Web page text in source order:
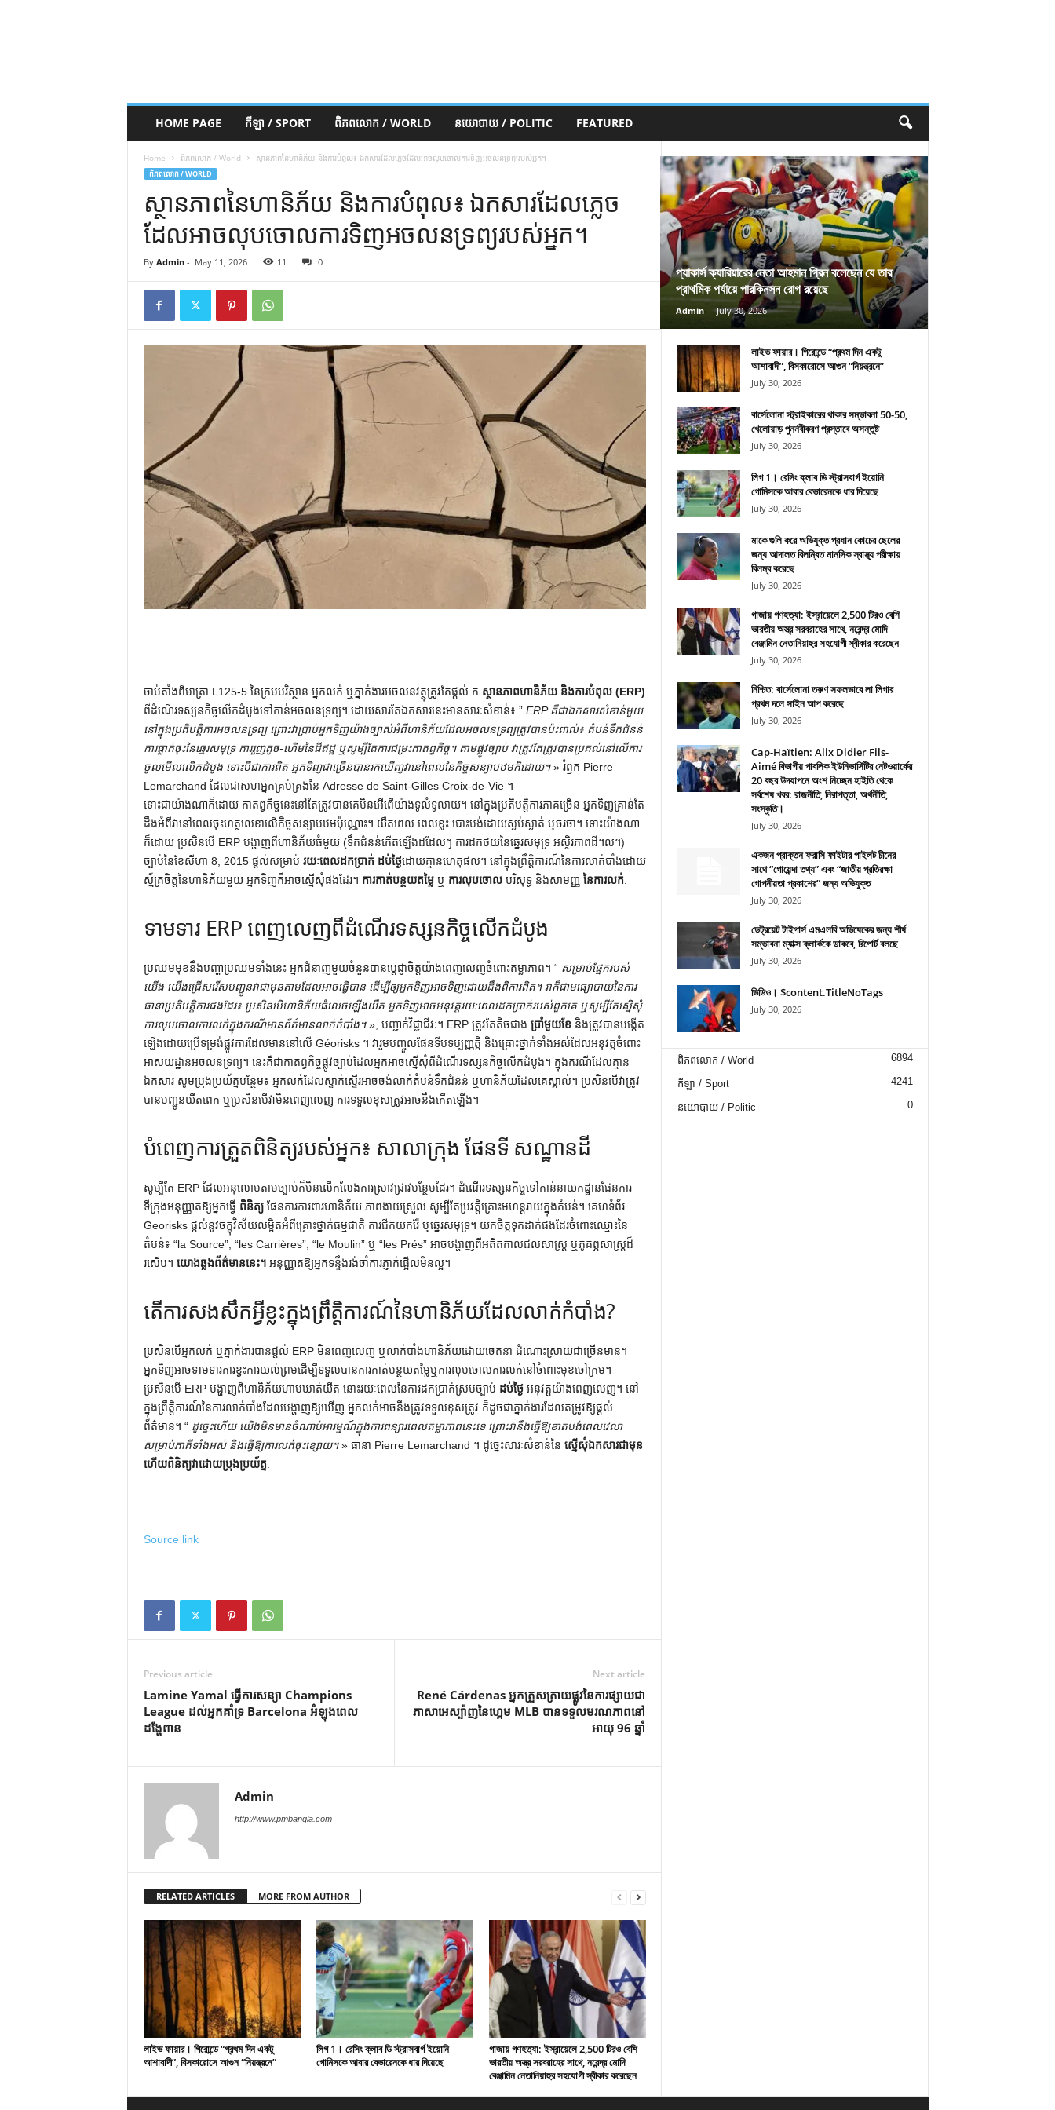
HOME PAGE កីឡា / SPORT ពិភពលោក / WORLD នយោបាយ / POLITIC FEATURED
Home ពិភពលោក / World ស្ថានភាពនៃហានិភ័យ និងការបំពុល៖ ឯកសារដែលភ្លេចដែលអាចលុបចោលការទិញអចលនទ្រព្យរបស់អ្នក។
ពិភពលោក / WORLD
ស្ថានភាពនៃហានិភ័យ និងការបំពុល៖ ឯកសារដែលភ្លេច
ដែលអាចលុបចោលការទិញអចលនទ្រព្យរបស់អ្នក។
By Admin- May 11, 2026 11 0
ចាប់តាំងពីមាត្រា L125-5 នៃក្រមបរិស្ថាន អ្នកលក់ ឬភ្នាក់ងារអចលនវត្ថុត្រូវតែផ្តល់ ក ស្ថានភាពហានិភ័យ និងការបំពុល (ERP)
ពីដំណើរទស្សនកិច្ចលើកដំបូងទៅកាន់អចលនទ្រព្យ។ ដោយសារតែឯកសារនេះមានសារៈសំខាន់៖ ” ERP គឺជាឯកសារសំខាន់មួយ
នៅក្នុងប្រតិបត្តិការអចលនទ្រព្យ ព្រោះវាប្រាប់អ្នកទិញយ៉ាងច្បាស់អំពីហានិភ័យដែលអចលនទ្រព្យត្រូវបានប៉ះពាល់៖ តំបន់ទឹកជំនន់
ការធ្លាក់ចុះនៃឆ្នេរសមុទ្រ ការរួញតូច-ហើមនៃដីឥដ្ឋ ឬសូម្បីតែការជម្រះកាតព្វកិច្ច។ តាមផ្លូវច្បាប់ វាត្រូវតែត្រូវបានប្រគល់នៅលើការ
ចូលមើលលើកដំបូង ទោះបីជាការពិត អ្នកទិញជាច្រើនបានរកឃើញវានៅពេលនៃកិច្ចសន្យាបឋមក៏ដោយ។» រំឭក Pierre
Lemarchand ដែលជាសហអ្នកគ្រប់គ្រងនៃ Adresse de Saint-Gilles Croix-de-Vie ។
ទោះជាយ៉ាងណាក៏ដោយ កាតព្វកិច្ចនេះនៅតែត្រូវបានគេមិនអើពើយ៉ាងទូលំទូលាយ។ នៅក្នុងប្រតិបត្តិការភាគច្រើន អ្នកទិញគ្រាន់តែ
ដឹងអំពីវានៅពេលចុះហត្ថលេខាលើកិច្ចសន្យាបឋមប៉ុណ្ណោះ។ យឺតពេល ពេលខ្លះ បោះបង់ដោយស្ងប់ស្ងាត់ ឬចរចា។ ទោះយ៉ាងណា
ក៏ដោយ ប្រសិនបើ ERP បង្ហាញពីហានិភ័យធំមួយ (ទឹកជំនន់កើតឡើងដដែលៗ ការដកថយនៃឆ្នេរសមុទ្រ អស្ថិរភាពដី។ល។)
ច្បាប់នៃខែសីហា 8, 2015 ផ្តល់សម្រាប់ រយៈពេលដកប្រាក់ ដប់ថ្ងៃដោយគ្មានហេតុផល។ នៅក្នុងព្រឹត្តិការណ៍នៃការលាក់បាំងដោយ
ស្ម័គ្រចិត្តនៃហានិភ័យមួយ អ្នកទិញក៏អាចស្នើសុំផងដែរ។ ការកាត់បន្ថយតម្លៃឬ ការលុបចោលបរិសុទ្ធ និងសាមញ្ញ នៃការលក់
ទាមទារ ERP ពេញលេញពីដំណើរទស្សនកិច្ចលើកដំបូង
ប្រឈមមុខនឹងបញ្ហាប្រឈមទាំងនេះ អ្នកជំនាញមួយចំនួនបានប្តេជ្ញាចិត្តយ៉ាងពេញលេញចំពោះតម្លាភាព។ “ សម្រាប់ផ្នែករបស់
យើង យើងជ្រើសរើសបញ្ជូនវាជាមុនតាមដែលអាចធ្វើបាន ដើម្បីឲ្យអ្នកទិញអាចទិញដោយដឹងពីការពិត។ វាក៏ជាមធ្យោបាយនៃការ
ធានាប្រតិបត្តិការផងដែរ៖ ប្រសិនបើហានិភ័យធំលេចឡើងយឺត អ្នកទិញអាចអនុវត្តរយៈពេលដកប្រាក់របស់ពួកគេ ឬសូម្បីតែស្នើសុំ
ការលុបចោលការលក់ក្នុងករណីមានព័ត៌មានលាក់កំបាំង។», បញ្ជាក់វិជ្ជាជីវៈ។ ERP ត្រូវតែតិចជាង ប្រាំមួយខែ និងត្រូវបានបង្កើត
ឡើងដោយប្រើទម្រង់ផ្លូវការដែលមាននៅលើ Géorisks ។ វារួមបញ្ចូលផែនទីបទប្បញ្ញត្តិ និងគ្រោះថ្នាក់ទាំងអស់ដែលអនុវត្តចំពោះ
អាសយដ្ឋានអចលនទ្រព្យ។ នេះគឺជាកាតព្វកិច្ចផ្លូវច្បាប់ដែលអ្នកអាចស្នើសុំពីដំណើរទស្សនកិច្ចលើកដំបូង។ ក្នុងករណីដែលគ្មាន
ឯកសារ សូមប្រុងប្រយ័ត្នបន្ថែម៖ អ្នកលក់ដែលស្ទាក់ស្ទើរអាចចង់លាក់តំបន់ទឹកជំនន់ ឬហានិភ័យដែលគេស្គាល់។ ប្រសិនបើវាត្រូវ
បានបញ្ជូនយឺតពេក ឬប្រសិនបើវាមិនពេញលេញ ការទទួលខុសត្រូវអាចនឹងកើតឡើង។
បំពេញការត្រួតពិនិត្យរបស់អ្នក៖ សាលាក្រុង ផែនទី សណ្ឋានដី
សូម្បីតែ ERP ដែលអនុលោមតាមច្បាប់ក៏មិនលើកលែងការស្រាវជ្រាវបន្ថែមដែរ។ ដំណើរទស្សនកិច្ចទៅកាន់នាយកដ្ឋានផែនការ
ទីក្រុងអនុញ្ញាតឱ្យអ្នកធ្វើ ពិនិត្យផែនការការពារហានិភ័យ ភាពងាយស្រួល សូម្បីតែប្រវត្តិគ្រោះមហន្តរាយក្នុងតំបន់។ គេហទំព័រ
Georisks ផ្តល់នូវចក្ខុវិស័យលម្អិតអំពីគ្រោះថ្នាក់ធម្មជាតិ ការជីកយករ៉ែ ឬឆ្នេរសមុទ្រ។ យកចិត្តទុកដាក់ផងដែរចំពោះឈ្មោះនៃ
តំបន់៖ “la Source”, “les Carrières”, “le Moulin” ឬ “les Prés” អាចបង្ហាញពីអតីតកាលជលសាស្ត្រ ឬភូគព្ភសាស្ត្រដ៏
រសើប។ យោងឆ្លងព័ត៌មាននេះ។អនុញ្ញាតឱ្យអ្នកទន្ទឹងរង់ចាំការភ្ញាក់ផ្អើលមិនល្អ។
តើ​ការ​សង​សឹក​អ្វី​ខ្លះ​ក្នុង​ព្រឹត្តិការណ៍​នៃ​ហានិភ័យ​ដែល​លាក់​កំបាំង?
ប្រសិនបើអ្នកលក់ ឬភ្នាក់ងារបានផ្តល់ ERP មិនពេញលេញ ឬលាក់បាំងហានិភ័យដោយចេតនា ដំណោះស្រាយជាច្រើនមាន។
អ្នកទិញអាចទាមទារការខ្វះការយល់ព្រមដើម្បីទទួលបានការកាត់បន្ថយតម្លៃឬការលុបចោលការលក់នៅចំពោះមុខចៅក្រម។
ប្រសិនបើ ERP បង្ហាញពីហានិភ័យហាមឃាត់យឺត នោះរយៈពេលនៃការដកប្រាក់ស្របច្បាប់ ដប់ថ្ងៃ អនុវត្តយ៉ាងពេញលេញ។ នៅ
ក្នុងព្រឹត្តិការណ៍នៃការលាក់បាំងដែលបង្ហាញឱ្យឃើញ អ្នកលក់អាចនឹងត្រូវទទួលខុសត្រូវ ក៏ដូចជាភ្នាក់ងារដែលតម្រូវឱ្យផ្តល់
ព័ត៌មាន។ “ ដូច្នេះហើយ យើងមិនមានចំណាប់អារម្មណ៍ក្នុងការពន្យារពេលតម្លាភាពនេះទេ ព្រោះវានឹងធ្វើឱ្យខាតបង់ពេលវេលា
សម្រាប់ភាគីទាំងអស់ និងធ្វើឱ្យការលក់ចុះខ្សោយ។» ធានា Pierre Lemarchand ។ ដូច្នេះសារៈសំខាន់នៃ ស្នើសុំឯកសារជាមុន
ហើយពិនិត្យវាដោយប្រុងប្រយ័ត្ន
Source link
Previous article
Lamine Yamal ធ្វើការសន្យា Champions
League ដល់អ្នកគាំទ្រ Barcelona អំឡុងពេល
ដង្ហែពាន
Next article
René Cárdenas អ្នកត្រួសត្រាយផ្លូវនៃការផ្សាយជា
ភាសាអេស្ប៉ាញនៃហ្គេម MLB បានទទួលមរណភាពនៅ
អាយុ 96 ឆ្នាំ
Admin
http://www.pmbangla.com
RELATED ARTICLES MORE FROM AUTHOR
লাইভ ফায়ার। গিরোন্ডে “প্রথম দিন একটু
আশাবাদী”, বিসকারোসে আগুন “নিয়ন্ত্রনে”
লিগ 1। রেসিং ক্লাব ডি স্ট্রাসবার্গ ইয়োনি
গোমিসকে আবার বেভারেনকে ধার দিয়েছে
গাজায় গণহত্যা: ইস্রায়েলে 2,500 টিরও বেশি
ভারতীয় অস্ত্র সরবরাহের সাথে, নরেন্দ্র মোদি
বেঞ্জামিন নেতানিয়াহুর সহযোগী স্বীকার করেছেন
প্যাকার্স ক্যারিয়ারের নেতা আহমান গ্রিন বলেছেন যে তার
প্রাথমিক পর্যায়ে পারকিনসন রোগ রয়েছে
Admin - July 30, 2026
লাইভ ফায়ার। গিরোন্ডে “প্রথম দিন একটু
আশাবাদী”, বিসকারোসে আগুন “নিয়ন্ত্রনে”
July 30, 2026
বার্সেলোনা স্ট্রাইকারের থাকার সম্ভাবনা 50-50,
খেলোয়াড় পুনর্নবীকরণ প্রস্তাবে অসন্তুষ্ট
July 30, 2026
লিগ 1। রেসিং ক্লাব ডি স্ট্রাসবার্গ ইয়োনি
গোমিসকে আবার বেভারেনকে ধার দিয়েছে
July 30, 2026
মাকে গুলি করে অভিযুক্ত প্রধান কোচের ছেলের
জন্য আদালত বিলম্বিত মানসিক স্বাস্থ্য পরীক্ষায়
বিলম্ব করেছে
July 30, 2026
গাজায় গণহত্যা: ইস্রায়েলে 2,500 টিরও বেশি
ভারতীয় অস্ত্র সরবরাহের সাথে, নরেন্দ্র মোদি
বেঞ্জামিন নেতানিয়াহুর সহযোগী স্বীকার করেছেন
July 30, 2026
নিশ্চিত: বার্সেলোনা তরুণ সফলভাবে লা লিগার
প্রথম দলে সাইন আপ করেছে
July 30, 2026
Cap-Haïtien: Alix Didier Fils-
Aimé বিভাগীয় পাবলিক ইউনিভার্সিটির নেটওয়ার্কের
20 বছর উদযাপনে অংশ নিচ্ছেন হাইতি থেকে
সর্বশেষ খবর: রাজনীতি, নিরাপত্তা, অর্থনীতি,
সংস্কৃতি।
July 30, 2026
একজন প্রাক্তন ফরাসি ফাইটার পাইলট চীনের
সাথে “গোয়েন্দা তথ্য” এবং “জাতীয় প্রতিরক্ষা
গোপনীয়তা প্রকাশের” জন্য অভিযুক্ত
July 30, 2026
ডেট্রয়েট টাইগার্স এমএলবি অভিষেকের জন্য শীর্ষ
সম্ভাবনা ম্যাক্স ক্লার্ককে ডাকবে, রিপোর্ট বলছে
July 30, 2026
ভিডিও। $content.TitleNoTags
July 30, 2026
ពិភពលោក / World 6894
កីឡា / Sport 4241
នយោបាយ / Politic 0